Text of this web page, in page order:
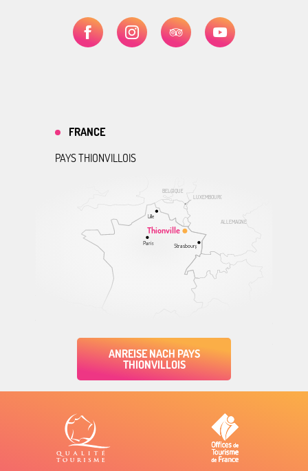
ALLEMAGNE
BELGIQUE
LUXEMBOURG
Thionville
Lille
Paris Strasbourg
FRANCE
PAYS THIONVILLOIS
ANREISE NACH PAYS
THIONVILLOIS